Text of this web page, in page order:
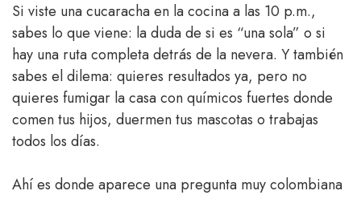
Si viste una cucaracha en la cocina a las 10 p.m.,
sabes lo que viene: la duda de si es “una sola” o si
hay una ruta completa detrás de la nevera. Y también
sabes el dilema: quieres resultados ya, pero no
quieres fumigar la casa con químicos fuertes donde
comen tus hijos, duermen tus mascotas o trabajas
todos los días.
Ahí es donde aparece una pregunta muy colombiana